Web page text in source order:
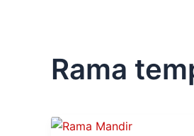
Rama